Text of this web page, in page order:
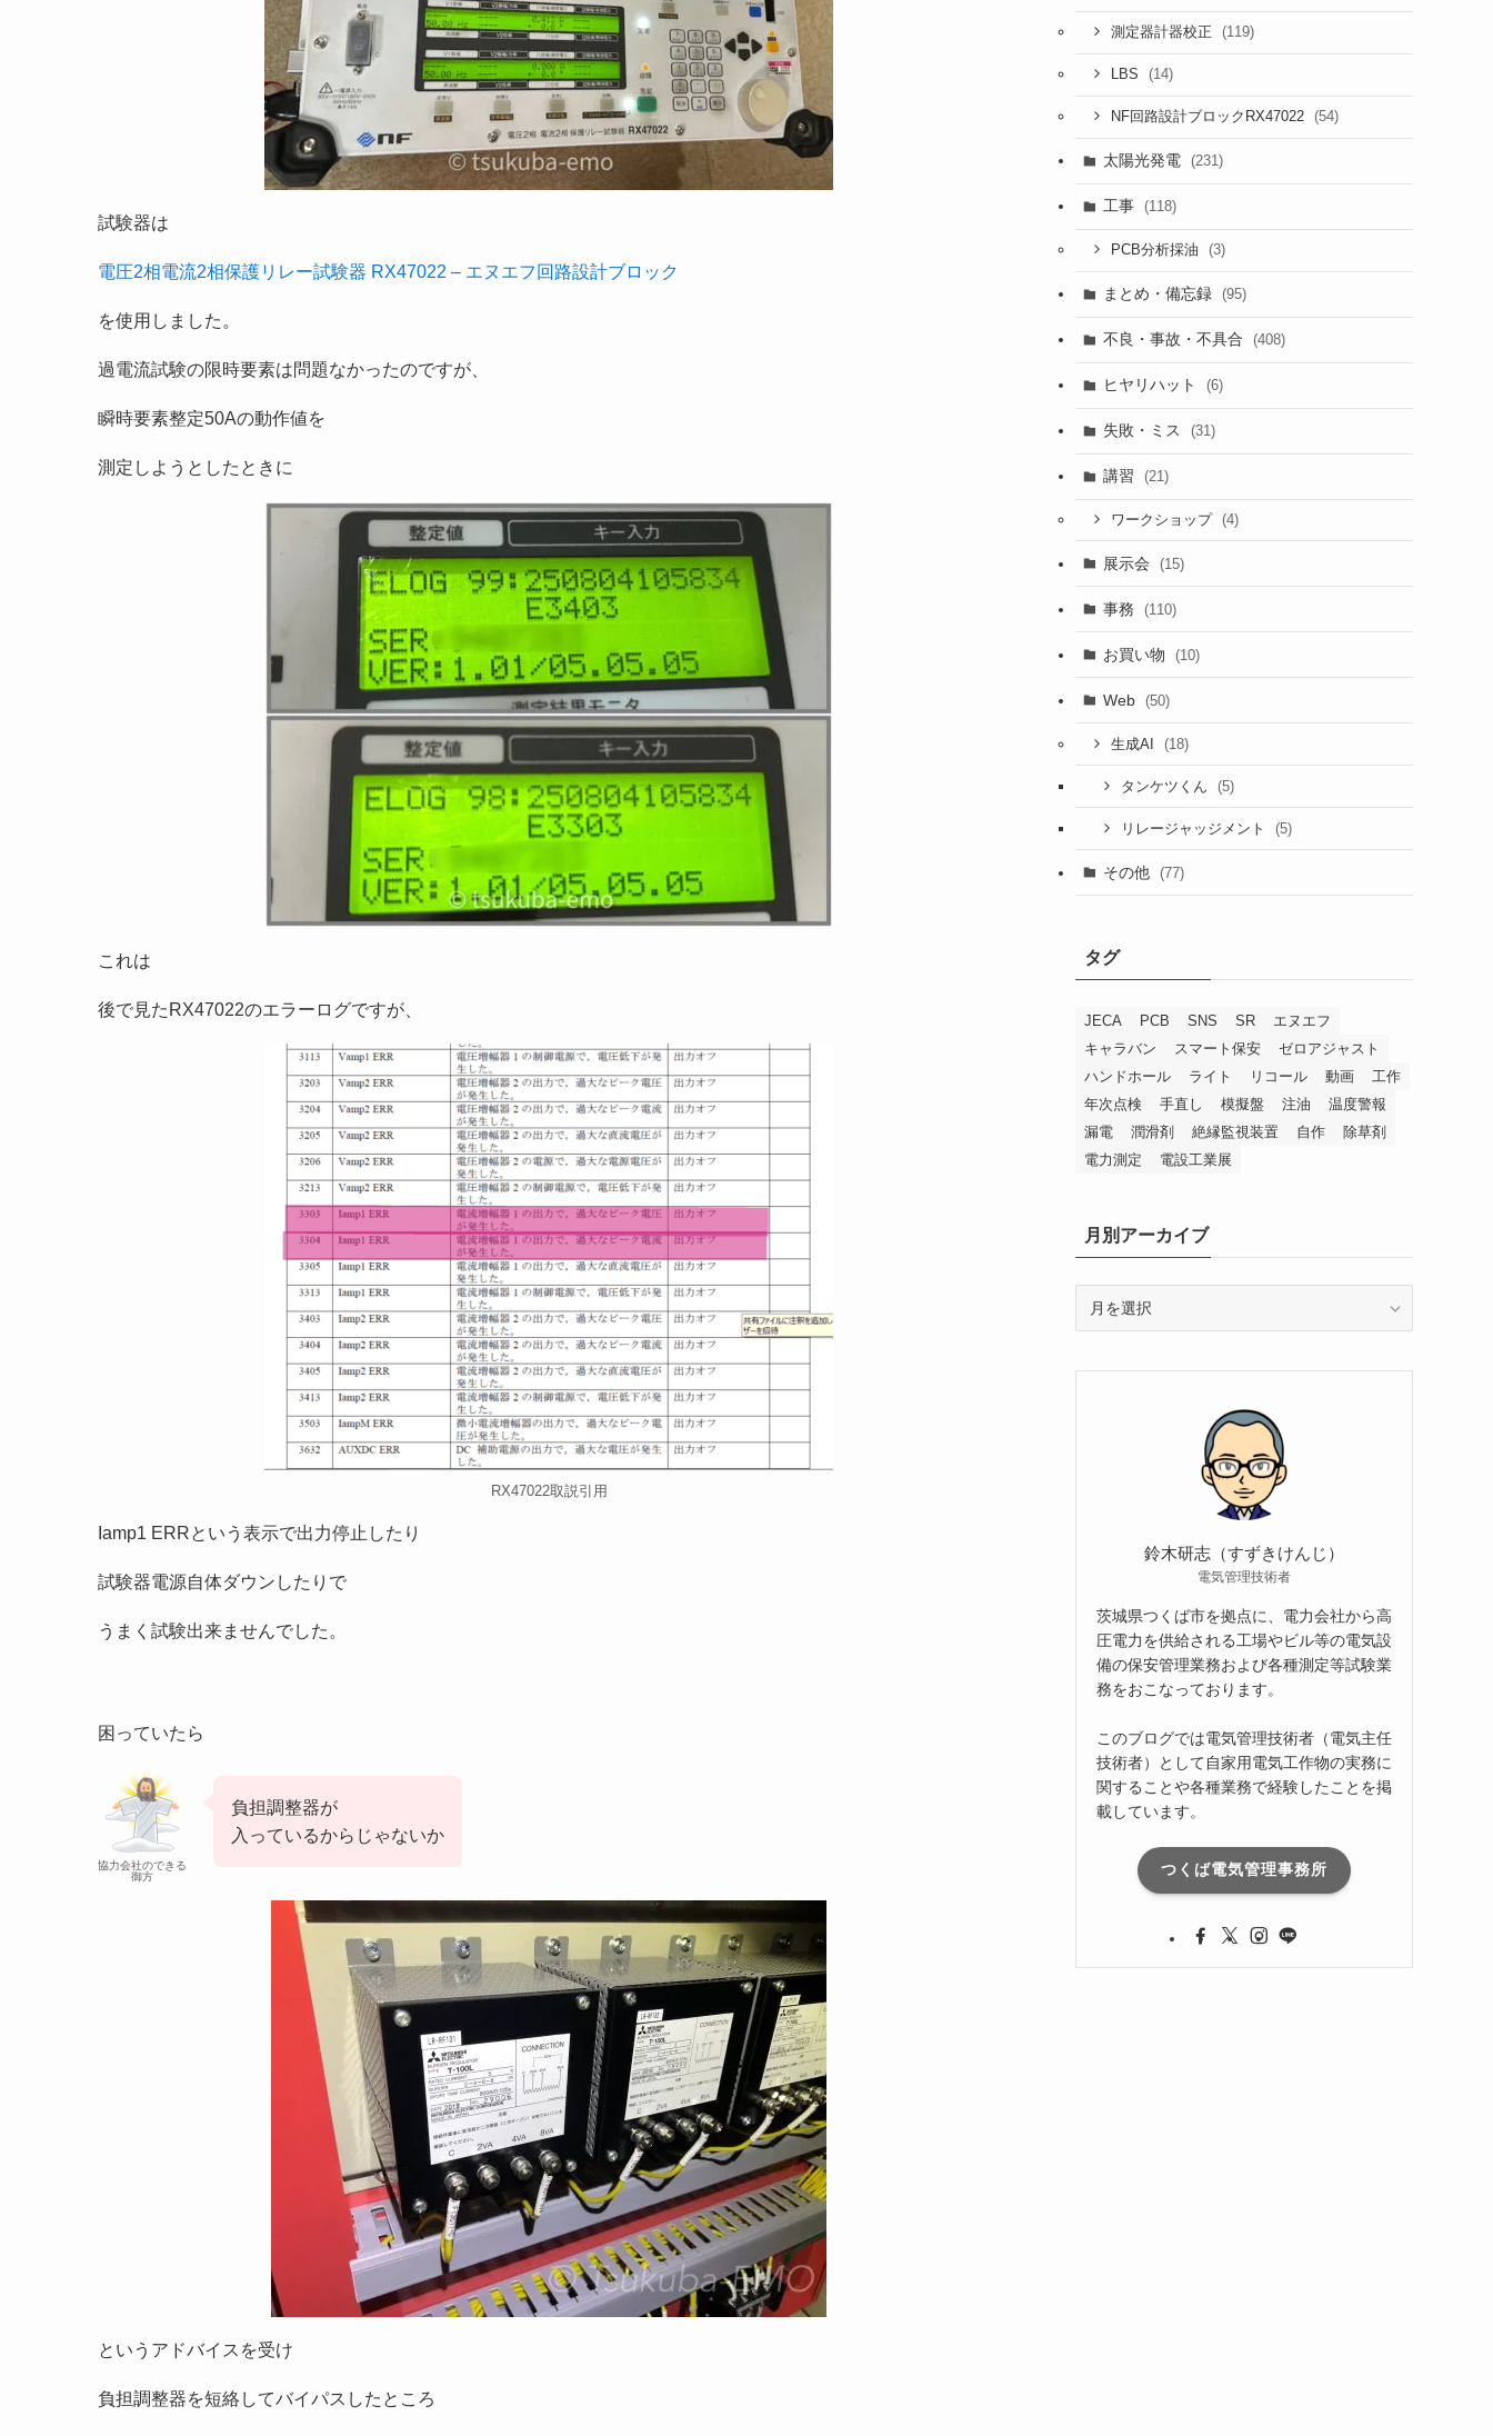
試験器は
電圧2相電流2相保護リレー試験器 RX47022 – エヌエフ回路設計ブロック
を使用しました。
過電流試験の限時要素は問題なかったのですが、
瞬時要素整定50Aの動作値を
測定しようとしたときに
これは
後で見たRX47022のエラーログですが、
RX47022取説引用
Iamp1 ERRという表示で出力停止したり
試験器電源自体ダウンしたりで
うまく試験出来ませんでした。
困っていたら
協力会社のできる
御方
負担調整器が
入っているからじゃないか
というアドバイスを受け
負担調整器を短絡してバイパスしたところ
測定器計器校正 (119)
LBS (14)
NF回路設計ブロックRX47022 (54)
太陽光発電 (231)
工事 (118)
PCB分析採油 (3)
まとめ・備忘録 (95)
不良・事故・不具合 (408)
ヒヤリハット (6)
失敗・ミス (31)
講習 (21)
ワークショップ (4)
展示会 (15)
事務 (110)
お買い物 (10)
Web (50)
生成AI (18)
タンケツくん (5)
リレージャッジメント (5)
その他 (77)
タグ
JECA PCB SNS SR
エヌエフ
キャラバン
スマート保安
ゼロアジャスト
ハンドホール
ライト リコール 動画
工作
年次点検
手直し 模擬盤 注油
温度警報
漏電
潤滑剤 絶縁監視装置 自作
除草剤
電力測定
電設工業展
月別アーカイブ
ー
鈴木研志（すずきけんじ）
電気管理技術者
茨城県つくば市を拠点に、電力会社から高
圧電力を供給される工場やビル等の電気設
備の保安管理業務および各種測定等試験業
務をおこなっております。
このブログでは電気管理技術者（電気主任
技術者）として自家用電気工作物の実務に
関することや各種業務で経験したことを掲
載しています。
つくば電気管理事務所